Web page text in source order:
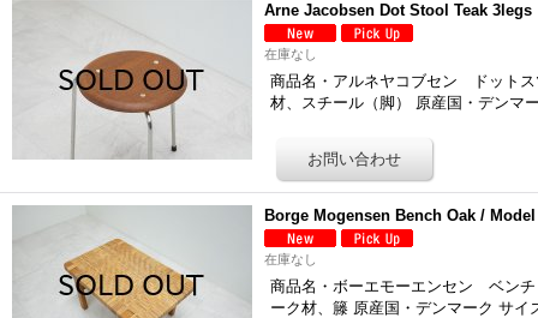
Arne Jacobsen Dot Stool Teak 3legs
在庫なし
商品名・アルネヤコブセン ドットス
材、スチール（脚） 原産国・デンマ
Borge Mogensen Bench Oak / Model
在庫なし
商品名・ボーエモーエンセン ベン
ーク材、籐 原産国・デンマーク サ